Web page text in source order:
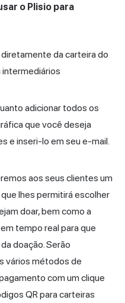
o Plisio para
da carteira do
intermediários
adicionar todos os
que você deseja
e inseri-lo em seu e-mail.
aos seus clientes um
lhes permitirá escolher
doar, bem como a
tempo real para que
doação. Serão
vários métodos de
com um clique
QR para carteiras